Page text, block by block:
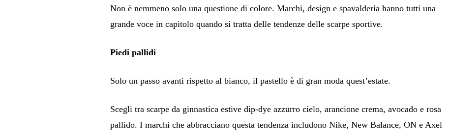
Non è nemmeno solo una questione di colore. Marchi, design e spavalderia hanno tutti una
grande voce in capitolo quando si tratta delle tendenze delle scarpe sportive.
Piedi pallidi
Solo un passo avanti rispetto al bianco, il pastello è di gran moda quest’estate.
Scegli tra scarpe da ginnastica estive dip-dye azzurro cielo, arancione crema, avocado e rosa
pallido. I marchi che abbracciano questa tendenza includono Nike, New Balance, ON e Axel